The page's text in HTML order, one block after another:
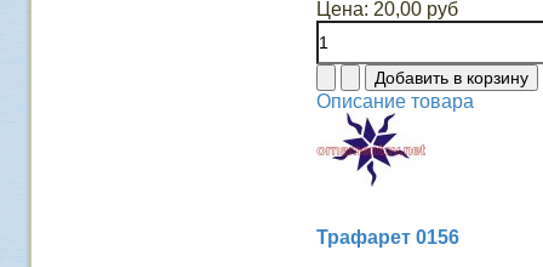
Цена: 20,00 руб
Описание товара
Трафарет 0156